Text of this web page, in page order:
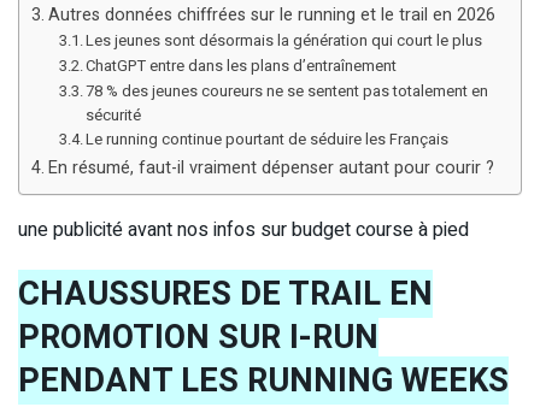
Autres données chiffrées sur le running et le trail en 2026
Les jeunes sont désormais la génération qui court le plus
ChatGPT entre dans les plans d’entraînement
78 % des jeunes coureurs ne se sentent pas totalement en
sécurité
Le running continue pourtant de séduire les Français
En résumé, faut-il vraiment dépenser autant pour courir ?
une publicité avant nos infos sur budget course à pied
CHAUSSURES DE TRAIL EN
PROMOTION SUR I-RUN
PENDANT LES RUNNING WEEKS